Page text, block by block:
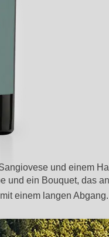
und einem
und ein Bouquet, das
einem langen Abgang.